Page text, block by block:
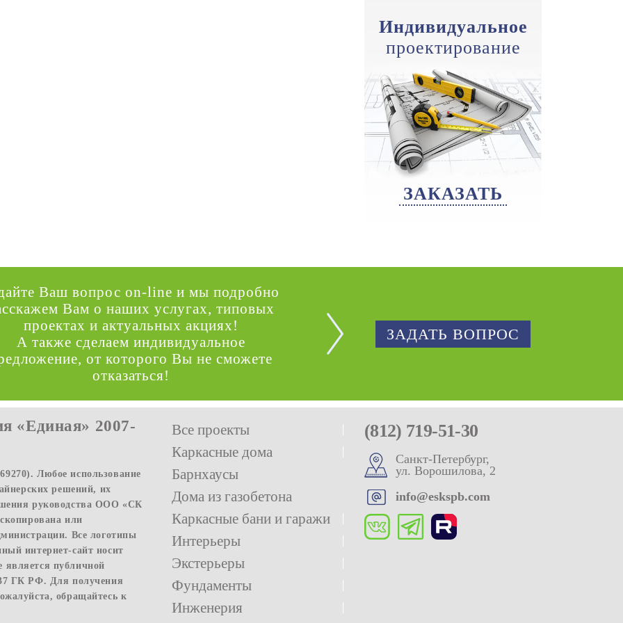
Индивидуальное
проектирование
ЗАКАЗАТЬ
Ваш вопрос on-line и мы подробно
Вам о наших услугах, типовых
проектах и актуальных акциях!
А также сделаем индивидуальное
от которого Вы не сможете
отказаться!
ЗАДАТЬ ВОПРОС
«Единая» 2007-
Любое использование
решений, их
руководства ООО «СК
или
Все логотипы
интернет-сайт носит
публичной
ГК РФ. Для получения
обращайтесь к
Все проекты
Каркасные дома
Барнхаусы
Дома из газобетона
Каркасные бани и гаражи
Интерьеры
Экстерьеры
Фундаменты
Инженерия
(812) 719-51-30
Санкт-Петербург,
ул. Ворошилова, 2
info@eskspb.com